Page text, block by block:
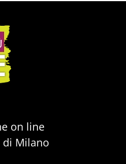
on line
di Milano